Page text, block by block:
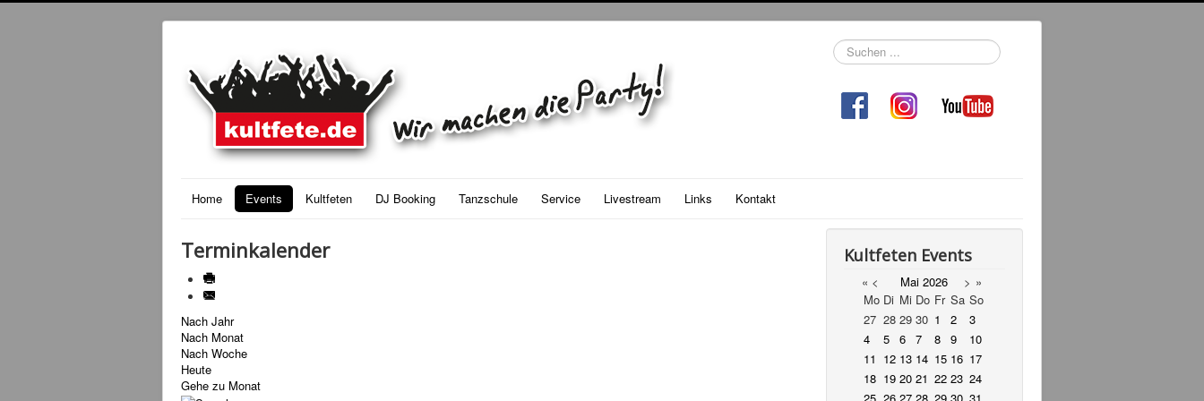
Suchen
...
Home Events Kultfeten DJ Booking Tanzschule Service Livestream Links Kontakt
Terminkalender
Nach Jahr
Nach Monat
Nach Woche
Heute
Gehe zu Monat
Kultfeten Events
« < Mai 2026 > »
Mo Di Mi Do Fr Sa So
27 28 29 30 1 2
3
4
5 6 7 8 9
10
11 12 13 14 15 16 17
18 19 20 21 22 23 24